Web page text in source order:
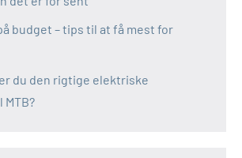
budget – tips til at få mest for
du den rigtige elektriske